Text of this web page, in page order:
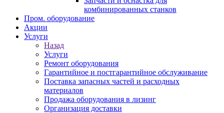
комбинированных станков
Пром. оборудование
Акции
Услуги
Назад
Услуги
Ремонт оборудования
Гарантийное и постгарантийное обслуживание
Поставка запасных частей и расходных
материалов
Продажа оборудования в лизинг
Организация доставки